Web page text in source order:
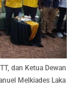
dan Ketua Dewan
Melkiades Laka